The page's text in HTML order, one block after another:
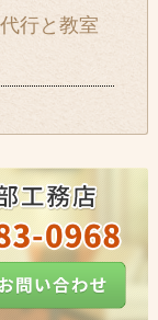
行と教室